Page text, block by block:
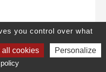
de Ventadour , 19300Egletons
du site|Mentions légales
you control over what
all cookies
Personalize